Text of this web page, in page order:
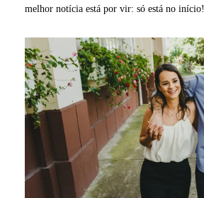
melhor notícia está por vir: só está no início!